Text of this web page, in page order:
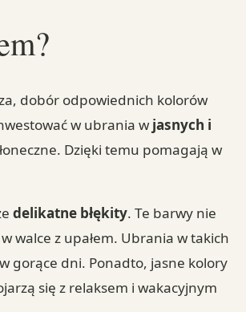
dobór odpowiednich kolorów
w ubrania wjasnych i
Dzięki temu pomagają w
delikatne błękity. Te barwy nie
walce z upałem. Ubrania w takich
gorące dni. Ponadto, jasne kolory
się z relaksem i wakacyjnym